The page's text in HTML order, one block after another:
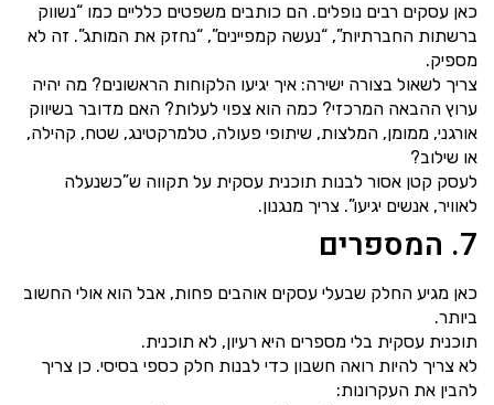
כאן עסקים רבים נופלים. הם כותבים משפטים כלליים כמו “נשווק
ברשתות החברתיות”, “נעשה קמפיינים”, “נחזק את המותג”. זה לא
מספיק.
צריך לשאול בצורה ישירה: איך יגיעו הלקוחות הראשונים? מה יהיה
ערוץ ההבאה המרכזי? כמה הוא צפוי לעלות? האם מדובר בשיווק
אורגני, ממומן, המלצות, שיתופי פעולה, טלמרקטינג, שטח, קהילה,
או שילוב?
לעסק קטן אסור לבנות תוכנית עסקית על תקווה ש”כשנעלה
לאוויר, אנשים יגיעו”. צריך מנגנון.
7. המספרים
כאן מגיע החלק שבעלי עסקים אוהבים פחות, אבל הוא אולי החשוב
ביותר.
תוכנית עסקית בלי מספרים היא רעיון, לא תוכנית.
לא צריך להיות רואה חשבון כדי לבנות חלק כספי בסיסי. כן צריך
להבין את העקרונות: